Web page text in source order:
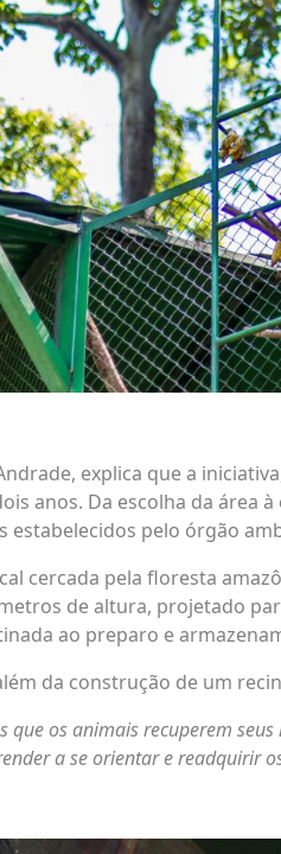
, explica que a
anos. Da escolha da área
estabelecidos pelo órgão
cercada pela floresta
de altura, projetado
ao preparo e
da construção de um
que os animais recuperem
a se orientar e readquirir